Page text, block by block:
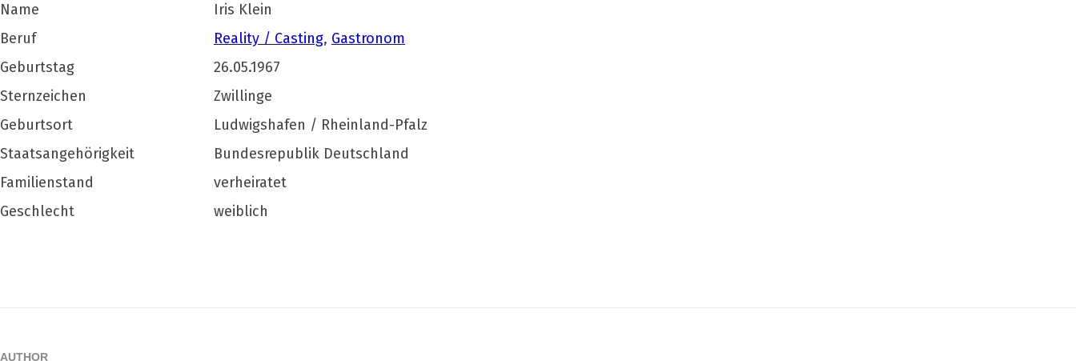
Name
Iris Klein
Beruf
Reality / Casting, Gastronom
Geburtstag
26.05.1967
Sternzeichen
Zwillinge
Geburtsort
Ludwigshafen / Rheinland-Pfalz
Staatsangehörigkeit
Bundesrepublik Deutschland
Familienstand
verheiratet
Geschlecht
weiblich
AUTHOR